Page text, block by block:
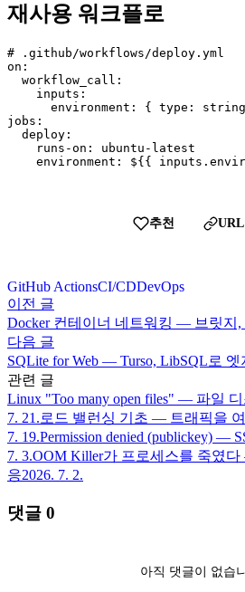
재사용 워크플로
# .github/workflows/deploy.yml
on:
  workflow_call:
    inputs:
environment: { type:
jobs:
  deploy:
    runs-on: ubuntu-latest
environment: ${{
추천
GitHub ActionsCI/CDDevOps
이전 글
Docker 컨테이너 네트워킹 — 브릿지,
다음 글
SQLite for Web — Turso, LibSQL로 엣
관련 글
Linux "Too many open files" — 파일
7. 21.로드 밸런싱 기초 — 트래픽을
7. 19.Permission denied (publickey) —
7. 3.OOM Killer가 프로세스를 죽였다
응2026. 7. 2.
댓글 0
아직 댓글이 없습